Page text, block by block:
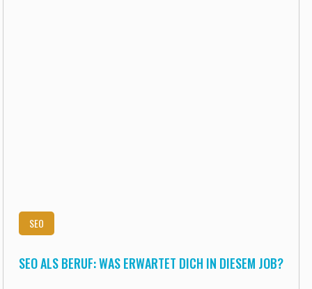
SEO
SEO ALS BERUF: WAS ERWARTET DICH IN DIESEM JOB?